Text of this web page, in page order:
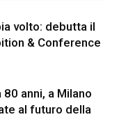
volto: debutta il
& Conference
anni, a Milano
al futuro della